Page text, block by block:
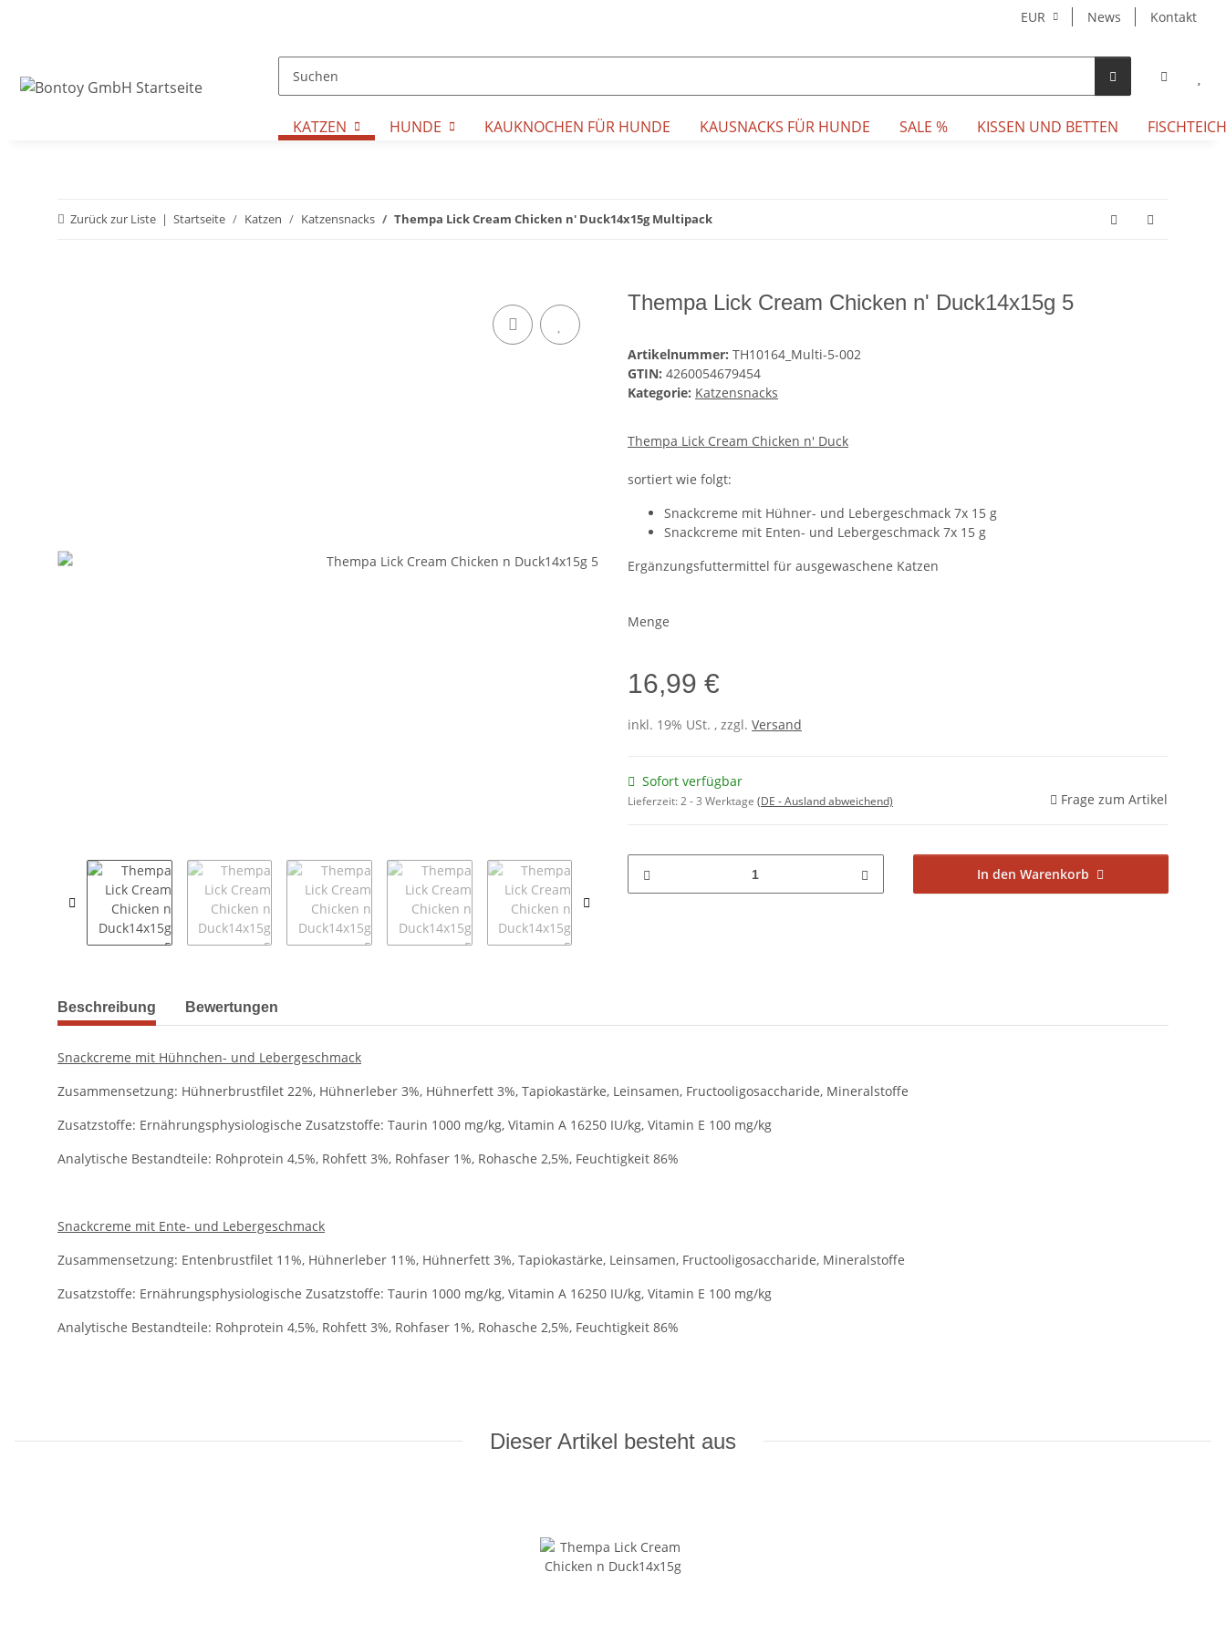
EUR News Kontakt
KATZEN HUNDE KAUKNOCHEN FÜR HUNDE KAUSNACKS FÜR HUNDE SALE % KISSEN UND BETTEN
Zurück zur Liste Startseite Katzen Katzensnacks Thempa Lick Cream Chicken n' Duck14x15g Multipack
Thempa Lick Cream Chicken n' Duck14x15g 5
Artikelnummer: TH10164_Multi-5-002
GTIN: 4260054679454
Kategorie: Katzensnacks
Thempa Lick Cream Chicken n' Duck
sortiert wie folgt:
Snackcreme mit Hühner- und Lebergeschmack 7x 15 g
Snackcreme mit Enten- und Lebergeschmack 7x 15 g
Ergänzungsfuttermittel für ausgewaschene Katzen
Menge
16,99 €
inkl. 19% USt. , zzgl. Versand
Sofort verfügbar
Lieferzeit:2 - 3 Werktage (DE - Ausland abweichend) Frage zum Artikel
In den Warenkorb
weitere Registerkarten anzeigen
Beschreibung Bewertungen
Snackcreme mit Hühnchen- und Lebergeschmack
Zusammensetzung: Hühnerbrustfilet 22%, Hühnerleber 3%, Hühnerfett 3%, Tapiokastärke, Leinsamen, Fructooligosaccharide, Mineralstoffe
Zusatzstoffe: Ernährungsphysiologische Zusatzstoffe: Taurin 1000 mg/kg, Vitamin A 16250 IU/kg, Vitamin E 100 mg/kg
Analytische Bestandteile: Rohprotein 4,5%, Rohfett 3%, Rohfaser 1%, Rohasche 2,5%, Feuchtigkeit 86%
Snackcreme mit Ente- und Lebergeschmack
Zusammensetzung: Entenbrustfilet 11%, Hühnerleber 11%, Hühnerfett 3%, Tapiokastärke, Leinsamen, Fructooligosaccharide, Mineralstoffe
Zusatzstoffe: Ernährungsphysiologische Zusatzstoffe: Taurin 1000 mg/kg, Vitamin A 16250 IU/kg, Vitamin E 100 mg/kg
Analytische Bestandteile: Rohprotein 4,5%, Rohfett 3%, Rohfaser 1%, Rohasche 2,5%, Feuchtigkeit 86%
Dieser Artikel besteht aus